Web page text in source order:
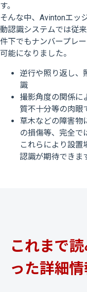
す。
そんな中、Avintonエッ
動認識システムでは従
件下でもナンバープレ
可能になりました。
逆行や照り返し、
識
撮影角度の関係に
質不十分等の肉眼
草木などの障害物
の損傷等、完全で
これらにより設置
認識が期待できま
これまで
った詳細